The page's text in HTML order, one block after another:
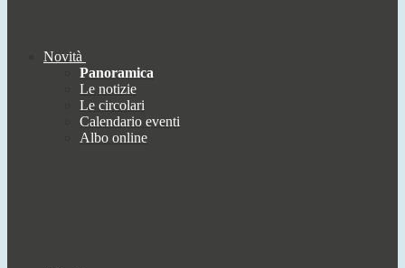
Novità
Panoramica
Le notizie
Le circolari
Calendario eventi
Albo online